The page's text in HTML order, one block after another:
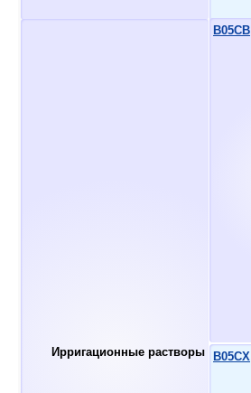
Ирригационные растворы
B05CB
B05CX